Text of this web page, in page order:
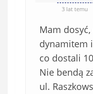
3 lat temu
Mam
dynamitem
co dostali
Nie bendą
ul.